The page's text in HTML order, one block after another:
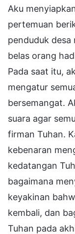
Aku
pertemuan
penduduk desa
belas orang
Pada saat itu,
mengatur
bersemangat.
suara agar
firman Tuhan.
kebenaran
kedatangan
bagaimana
keyakinan
kembali, dan
Tuhan pada